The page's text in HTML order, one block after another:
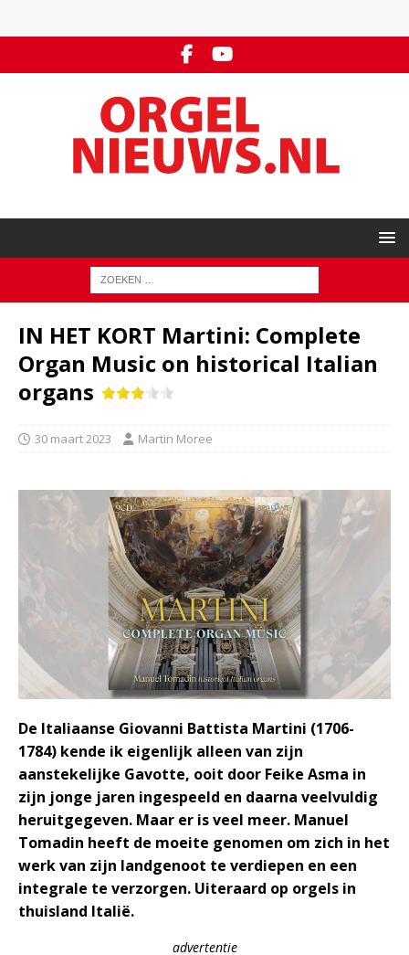
IN HET KORT Martini: Complete
Organ Music on historical Italian
organs
30 maart 2023 Martin Moree
De Italiaanse Giovanni Battista Martini (1706-
1784) kende ik eigenlijk alleen van zijn
aanstekelijke Gavotte, ooit door Feike Asma in
zijn jonge jaren ingespeeld en daarna veelvuldig
heruitgegeven. Maar er is veel meer. Manuel
Tomadin heeft de moeite genomen om zich in het
werk van zijn landgenoot te verdiepen en een
integrale te verzorgen. Uiteraard op orgels in
thuisland Italië.
advertentie